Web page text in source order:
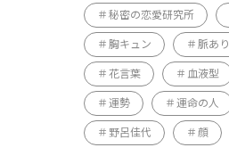
秘密の恋愛研究所
胸キュン 脈あり
花言葉 血液型
運勢 運命の人
野呂佳代 顔